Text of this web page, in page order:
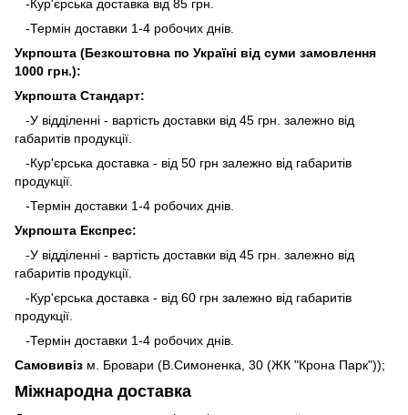
-Кур'єрська доставка від 85 грн.
-Термін доставки 1-4 робочих днів.
Укрпошта (Безкоштовна по Україні від суми замовлення
1000 грн.):
Укрпошта Стандарт:
-У відділенні - вартість доставки від 45 грн. залежно від
габаритів продукції.
-Кур'єрська доставка - від 50 грн залежно від габаритів
продукції.
-Термін доставки 1-4 робочих днів.
Укрпошта Експрес:
-У відділенні - вартість доставки від 45 грн. залежно від
габаритів продукції.
-Кур'єрська доставка - від 60 грн залежно від габаритів
продукції.
-Термін доставки 1-4 робочих днів.
Самовивіз м. Бровари (В.Симоненка, 30 (ЖК "Крона Парк"));
Міжнародна доставка